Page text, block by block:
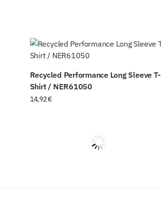
Recycled Performance Long Sleeve T-
Shirt / NER61050
14,92€